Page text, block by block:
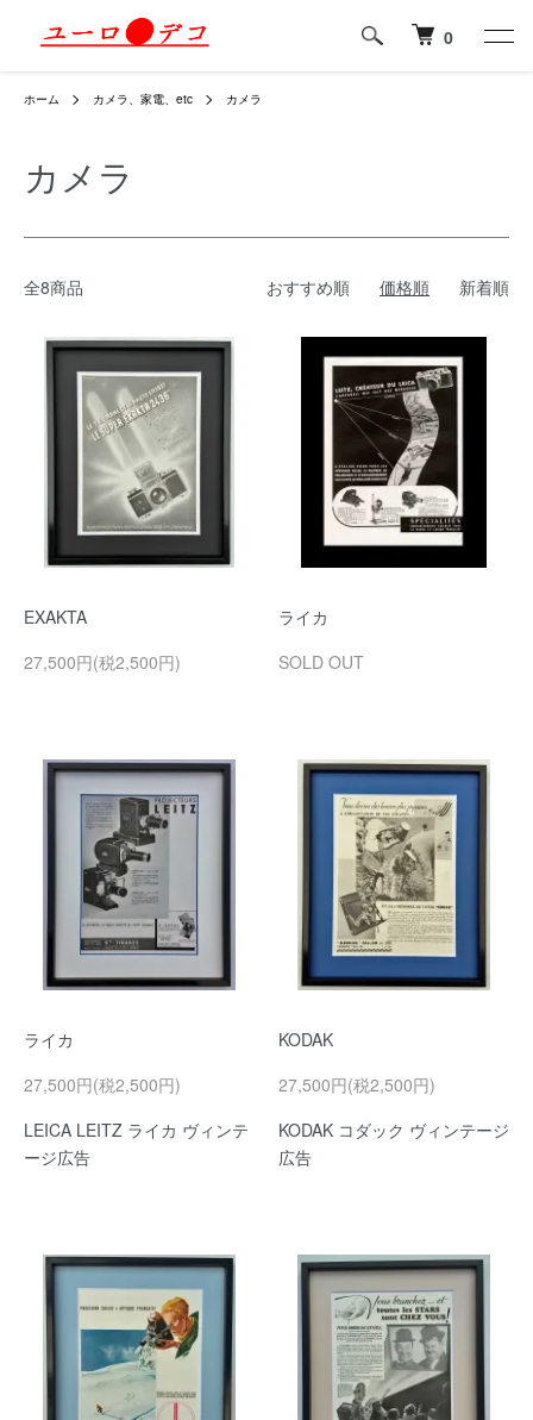
0
ホーム カメラ、家電、etc カメラ
カメラ
全8商品 おすすめ順 価格順 新着順
EXAKTA
27,500円(税2,500円)
ライカ
SOLD OUT
ライカ
27,500円(税2,500円)
LEICA LEITZ ライカ ヴィンテ
ージ広告
KODAK
27,500円(税2,500円)
KODAK コダック ヴィンテージ
広告